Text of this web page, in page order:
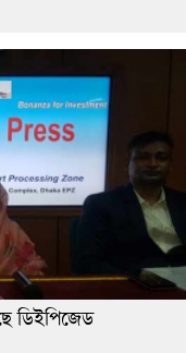
ডিইপিজেড